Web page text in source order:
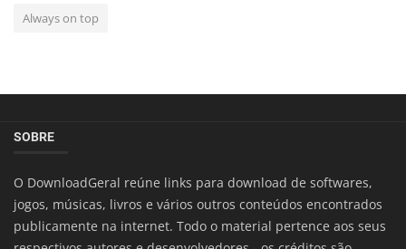
Always on top
SOBRE
O DownloadGeral reúne links para download de softwares,
jogos, músicas, livros e vários outros conteúdos encontrados
publicamente na internet. Todo o material pertence aos seus